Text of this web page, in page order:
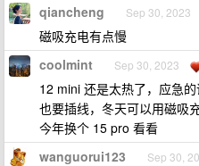
qiancheng Sep 30, 2023
磁吸充电有点慢
coolmint Sep 30, 2023
12 mini 还是太热了，应急
也要插线，冬天可以用磁吸
今年换个 15 pro 看看
wanguorui123 Sep 30,